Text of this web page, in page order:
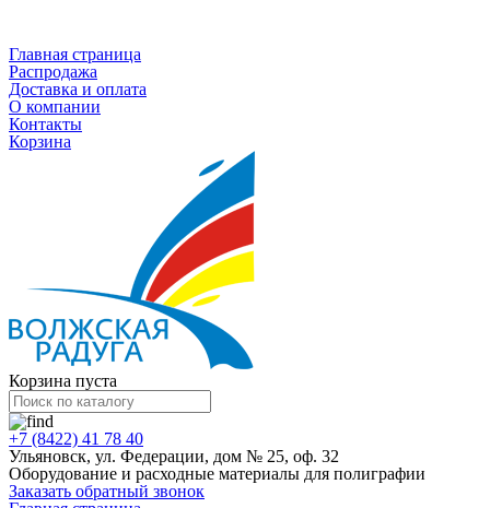
Главная страница
Распродажа
Доставка и оплата
О компании
Контакты
Корзина
Корзина пуста
+7 (8422) 41 78 40
Ульяновск, ул. Федерации, дом № 25, оф. 32
Оборудование и расходные материалы для полиграфии
Заказать обратный звонок